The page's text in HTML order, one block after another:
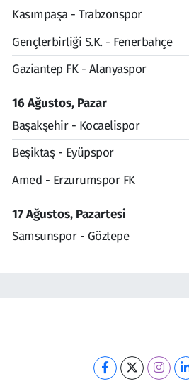
Kasımpaşa - Trabzonspor
Gençlerbirliği S.K. - Fenerbahçe
Gaziantep FK - Alanyaspor
16 Ağustos, Pazar
Başakşehir - Kocaelispor
Beşiktaş - Eyüpspor
Amed - Erzurumspor FK
17 Ağustos, Pazartesi
Samsunspor - Göztepe